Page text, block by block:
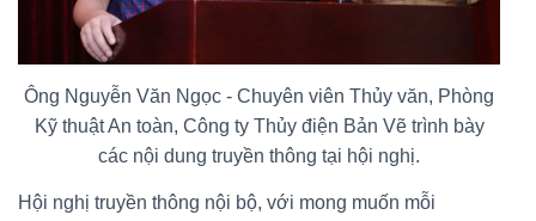
Ông Nguyễn Văn Ngọc - Chuyên viên Thủy văn, Phòng
Kỹ thuật An toàn, Công ty Thủy điện Bản Vẽ trình bày
các nội dung truyền thông tại hội nghị.
Hội nghị truyền thông nội bộ, với mong muốn mỗi